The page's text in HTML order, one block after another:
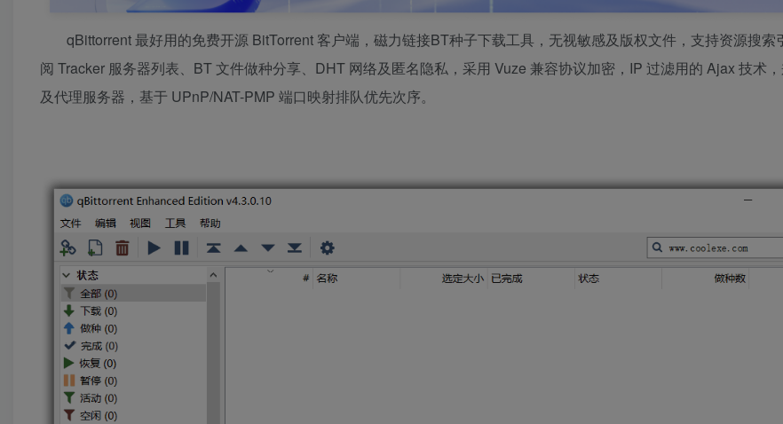
qBittorrent 最好用的免费开源 BitTorrent 客户端，磁力链接BT种子下载工具，无视敏感及版权文件，支持资源搜索
阅 Tracker 服务器列表、BT 文件做种分享、DHT 网络及匿名隐私，采用 Vuze 兼容协议加密，IP 过滤用的 Ajax 技术
及代理服务器，基于 UPnP/NAT-PMP 端口映射排队优先次序。